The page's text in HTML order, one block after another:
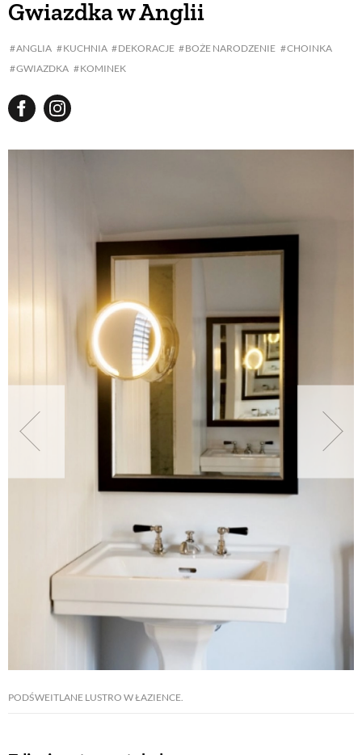
Gwiazdka w Anglii
ANGLIA KUCHNIA DEKORACJE BOŻE NARODZENIE
CHOINKA
GWIAZDKA
KOMINEK
PODŚWEITLANE LUSTRO W ŁAZIENCE.
BUDUJEMY DOM
WARZYWA I OWOCE
PORADY
ZIELEŃ W DOMU
PROJEKTOWANIE OGRODU
NATURALNIE
URODA
DLA DOMU
EKO ŻYCIE
PRZYRODA